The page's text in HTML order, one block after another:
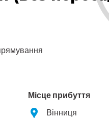
Місце прибуття
Вінниця